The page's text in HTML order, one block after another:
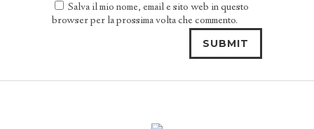
Salva il mio nome, email e sito web in questo
browser per la prossima volta che commento.